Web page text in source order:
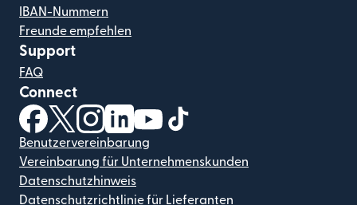
IBAN-Nummern
Freunde empfehlen
Support
FAQ
Connect
(wird in einem neuen Fenster geöffnet)
(wird in einem neuen Fenster geöffnet)
(wird in einem neuen Fenster geöffnet)
(wird in einem neuen Fenster geöffnet)
(wird in einem neuen Fenster
Benutzervereinbarung
Vereinbarung für Unternehmenskunden
Datenschutzhinweis
Datenschutzrichtlinie für Lieferanten